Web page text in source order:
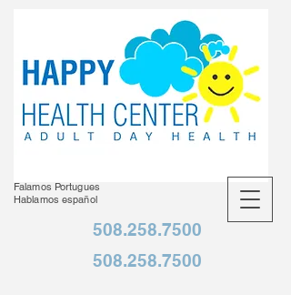
508.258.7500
Falamos Portugues
Hablamos español
508.258.7500